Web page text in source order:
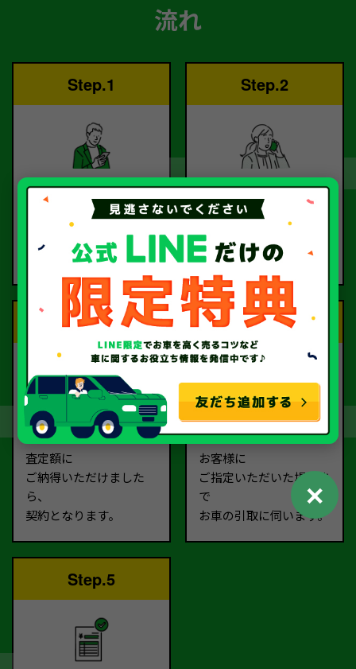
流れ
Step.1
ご依頼
お電話または査定フォー
ご依頼ください。
Step.2
査定
査定のプロが
お電話で回答いたしま
す。
Step.3
契約
査定額に
ご納得いただけました
ら、
契約となります。
Step.4
お引取り
お客様に
ご指定いただいた場所ま
で
お車の引取に伺います。
Step.5
✕